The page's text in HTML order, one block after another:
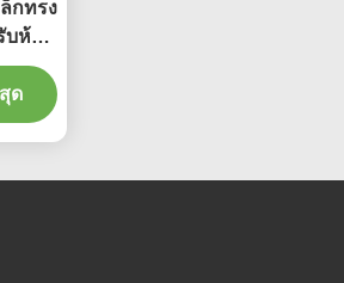
กทรง
ห้อง
ด